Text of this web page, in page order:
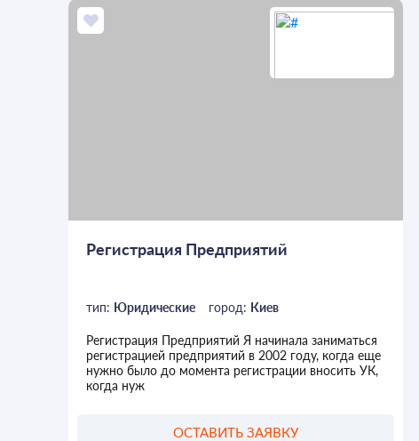
Регистрация Предприятий
тип: Юридические город: Киев
Регистрация Предприятий Я начинала заниматься
регистрацией предприятий в 2002 году, когда еще
нужно было до момента регистрации вносить УК,
когда нуж
ОСТАВИТЬ ЗАЯВКУ